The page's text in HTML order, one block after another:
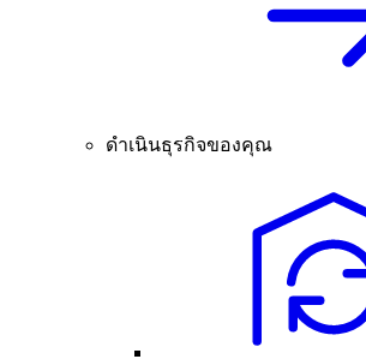
ดำเนินธุรกิจของคุณ